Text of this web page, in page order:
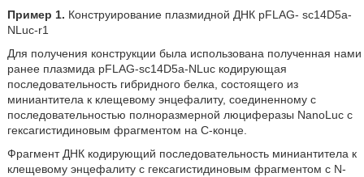
Пример 1. Конструирование плазмидной ДНК pFLAG- sc14D5a-
NLuc-r1
Для получения конструкции была использована полученная нами
ранее плазмида pFLAG-sc14D5a-NLuc кодирующая
последовательность гибридного белка, состоящего из
миниантитела к клещевому энцефалиту, соединенному с
последовательностью полноразмерной люциферазы NanoLuc с
гексагистидиновым фрагментом на С-конце.
Фрагмент ДНК кодирующий последовательность миниантитела к
клещевому энцефалиту с гексагистидиновым фрагментом с N-